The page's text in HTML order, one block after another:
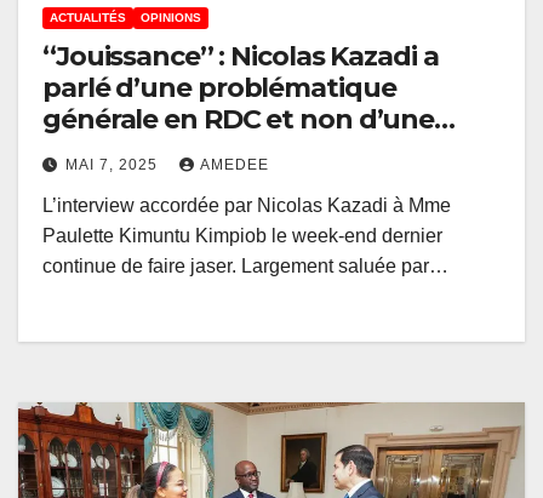
ACTUALITÉS OPINIONS
‘‘Jouissance’’ : Nicolas Kazadi a
parlé d’une problématique
générale en RDC et non d’une
stigmatisation du pouvoir en place
MAI 7, 2025 AMEDEE
L’interview accordée par Nicolas Kazadi à Mme
Paulette Kimuntu Kimpiob le week-end dernier
continue de faire jaser. Largement saluée par…